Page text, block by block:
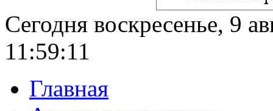
Сегодня воскресенье, 9
11:59:12
Главная